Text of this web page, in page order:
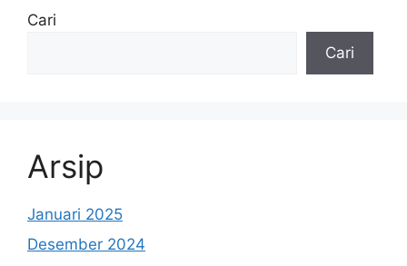
Cari
Cari
Arsip
Januari 2025
Desember 2024